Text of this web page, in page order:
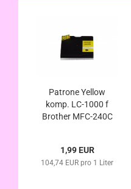
Patrone Yellow
komp. LC-1000 f
Brother MFC-240C
MFC-665CW MFC-
680CN MFC-845CW
1,99 EUR
104,74 EUR pro 1 Liter